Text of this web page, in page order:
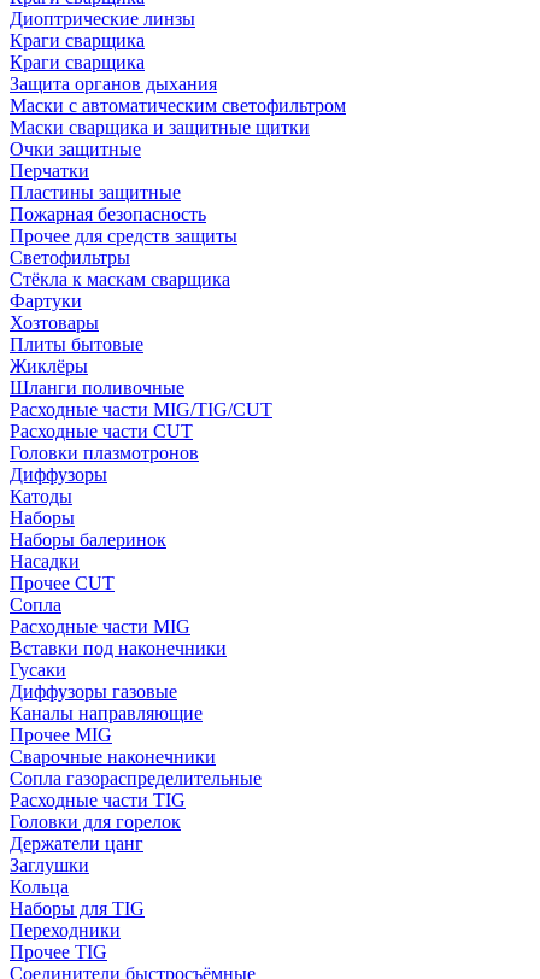
Диоптрические линзы
Краги сварщика
Краги сварщика
Защита органов дыхания
Маски с автоматическим светофильтром
Маски сварщика и защитные щитки
Очки защитные
Перчатки
Пластины защитные
Пожарная безопасность
Прочее для средств защиты
Светофильтры
Стёкла к маскам сварщика
Фартуки
Хозтовары
Плиты бытовые
Жиклёры
Шланги поливочные
Расходные части MIG/TIG/CUT
Расходные части CUT
Головки плазмотронов
Диффузоры
Катоды
Наборы
Наборы балеринок
Насадки
Прочее CUT
Сопла
Расходные части MIG
Вставки под наконечники
Гусаки
Диффузоры газовые
Каналы направляющие
Прочее MIG
Сварочные наконечники
Сопла газораспределительные
Расходные части TIG
Головки для горелок
Держатели цанг
Заглушки
Кольца
Наборы для TIG
Переходники
Прочее TIG
Соединители быстросъёмные